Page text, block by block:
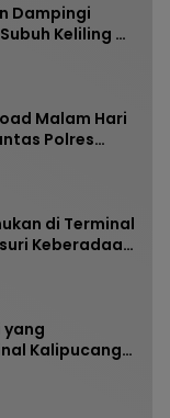
Dampingi
Keliling di
Malam Hari
Polres
di Terminal
Keberadaan
yang
Kalipucang